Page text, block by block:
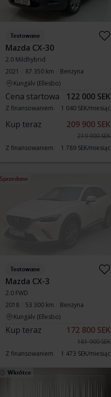
Testowane
Mazda CX-30
2.0 Mildhybrid
2021
87 350 km
Benzyna
Kungälv (Ellesbo)
Cena startowa 122 000 SEK
Z finansowaniem 1 040 SEK/miesiąc
Kup teraz 209 900 SEK
219 900 SEK
Z finansowaniem
1 789 SEK/miesiąc
Sprzedane
Testowane
Mazda CX-3
2.0 FWD
2018
53 300 km
Benzyna
Kungälv (Ellesbo)
Kup teraz 172 800 SEK
181 900 SEK
Z finansowaniem
1 473 SEK/miesiąc
Wkrótce